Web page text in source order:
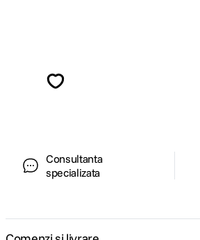
Consultanta
specializata